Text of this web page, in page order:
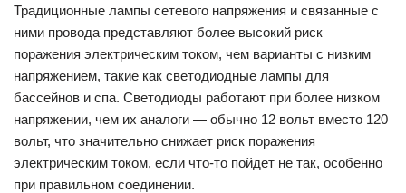
Традиционные лампы сетевого напряжения и связанные с
ними провода представляют более высокий риск
поражения электрическим током, чем варианты с низким
напряжением, такие как светодиодные лампы для
бассейнов и спа. Светодиоды работают при более низком
напряжении, чем их аналоги — обычно 12 вольт вместо 120
вольт, что значительно снижает риск поражения
электрическим током, если что-то пойдет не так, особенно
при правильном соединении.